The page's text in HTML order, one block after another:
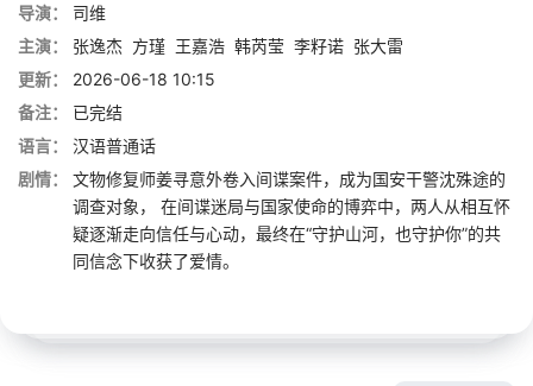
导演：
司维
主演：
张逸杰 方瑾 王嘉浩 韩芮莹 李籽诺 张大雷
更新：
2026-06-18 10:15
备注：
已完结
语言：
汉语普通话
剧情：
文物修复师姜寻意外卷入间谍案件，成为国安干警沈殊途的
调查对象， 在间谍迷局与国家使命的博弈中，两人从相互怀
疑逐渐走向信任与心动，最终在“守护山河，也守护你”的共
同信念下收获了爱情。